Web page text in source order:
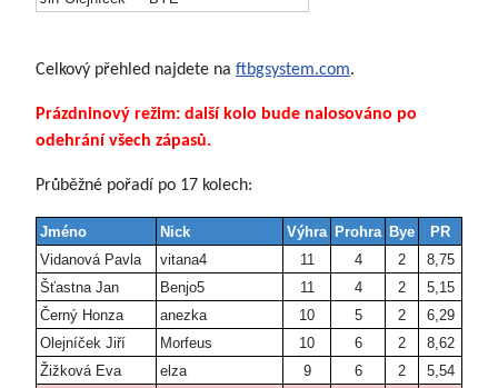
Celkový přehled najdete na ftbgsystem.com.
Prázdninový režim: další kolo bude nalosováno po
odehrání všech zápasů.
Průběžné pořadí po 17 kolech:
Jméno Nick Výhra Prohra Bye
PR
Vidanová Pavla
vitana4 11 4 2
8,75
Šťastna Jan
Benjo5 11 4 2
5,15
Černý Honza
anezka 10 5 2
6,29
Olejníček Jiří
Morfeus 10 6 2
8,62
Žižková Eva
elza 9 6 2
5,54